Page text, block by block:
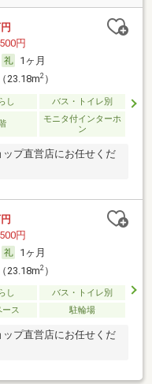
円
1ヶ月
23.18m2）
し バス・トイレ別
モニタ付インターホ
ン
プ直営店にお任せくだ
円
1ヶ月
23.18m2）
し
バス・トイレ別
ース 駐輪場
プ直営店にお任せくだ